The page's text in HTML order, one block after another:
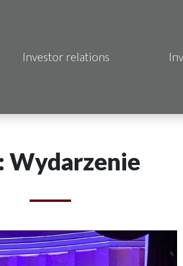
Investor relations
Wydarzenie